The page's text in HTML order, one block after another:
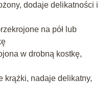
dodaje delikatności i
na pół lub
w drobną kostkę,
krążki, nadaje delikatny,